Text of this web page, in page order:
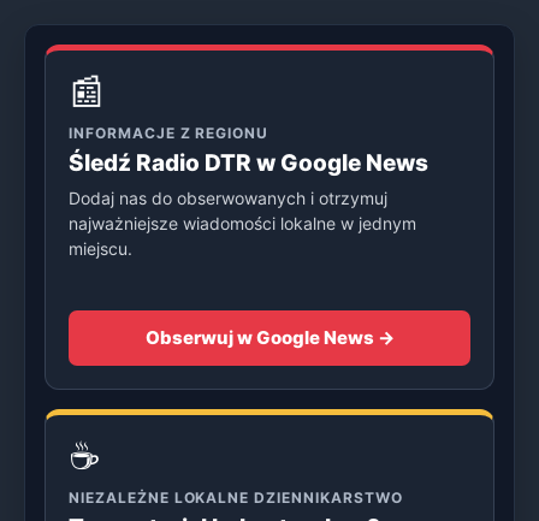
📰
INFORMACJE Z REGIONU
Śledź Radio DTR w Google News
Dodaj nas do obserwowanych i otrzymuj
najważniejsze wiadomości lokalne w jednym
miejscu.
Obserwuj w Google News →
☕
NIEZALEŻNE LOKALNE DZIENNIKARSTWO